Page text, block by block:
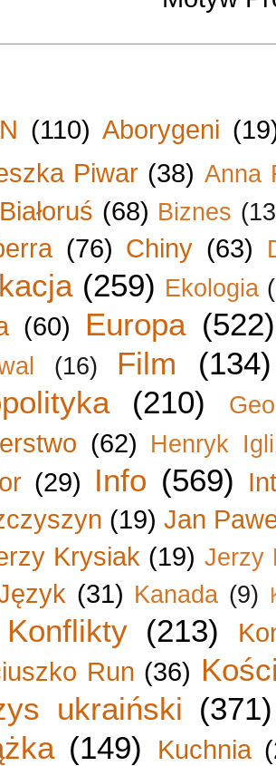
(110) Aborygeni
Piwar (38) Anna
Białoruś (68) Biznes
(76) Chiny (63)
(259) Ekologia
(60) Europa (522)
(16) Film
(134)
(210)
(62) Henryk
(29) Info (569)
(19) Jan
Krysiak (19) Jerzy
(31) Kanada (9)
Konflikty (213)
Run (36)
ukraiński (371)
(149) Kuchnia